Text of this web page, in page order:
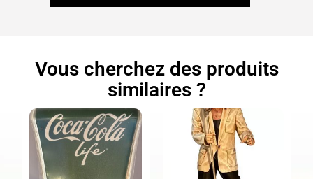
Vous cherchez des produits
similaires ?